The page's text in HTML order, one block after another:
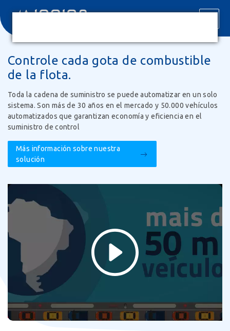
Controle cada gota de combustible
de la flota.
Toda la cadena de suministro se puede automatizar en un solo
sistema. Son más de 30 años en el mercado y 50.000 vehículos
automatizados que garantizan economía y eficiencia en el
suministro de control
Más información sobre nuestra
solución